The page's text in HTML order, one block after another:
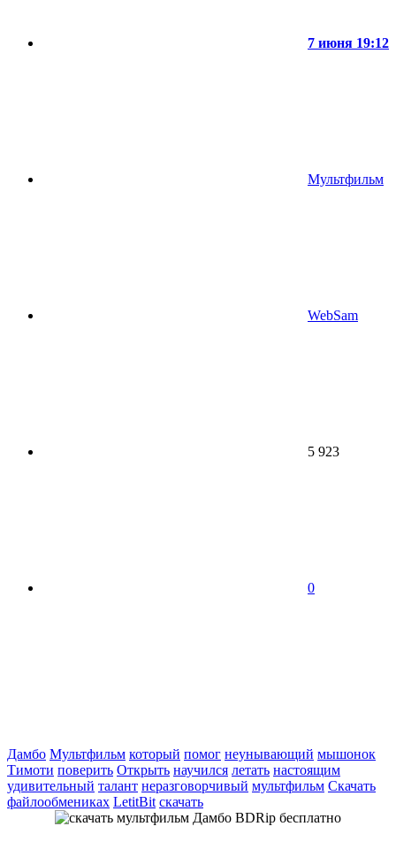
7 июня 19:12
Мультфильм
WebSam
5 923
0
Дамбо Мультфильм который помог неунывающий мышонок
Тимоти поверить Открыть научился летать настоящим
удивительный талант неразговорчивый мультфильм Скачать
файлообмениках LetitBit скачать